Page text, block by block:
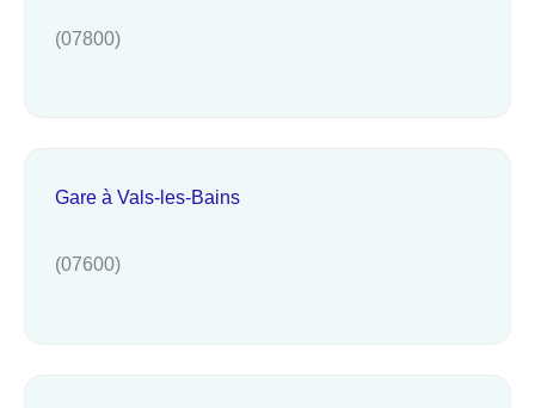
(07800)
Gare à Vals-les-Bains
(07600)